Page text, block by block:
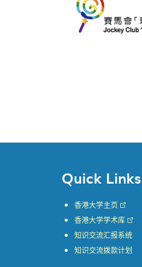
Quick Links
香港大学主页
香港大学学术库
知识交流汇报系统
知识交流拨款计划